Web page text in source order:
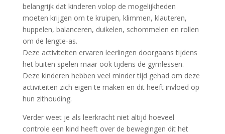
belangrijk dat kinderen volop de mogelijkheden
moeten krijgen om te kruipen, klimmen, klauteren,
huppelen, balanceren, duikelen, schommelen en rollen
om de lengte-as.
Deze activiteiten ervaren leerlingen doorgaans tijdens
het buiten spelen maar ook tijdens de gymlessen.
Deze kinderen hebben veel minder tijd gehad om deze
activiteiten zich eigen te maken en dit heeft invloed op
hun zithouding.
Verder weet je als leerkracht niet altijd hoeveel
controle een kind heeft over de bewegingen dit het